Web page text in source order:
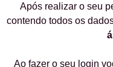
Após realizar o seu
contendo todos os
Ao fazer o seu login